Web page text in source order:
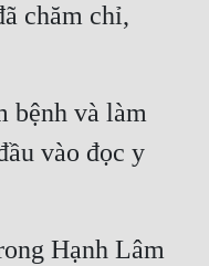
chăm chỉ,
bệnh và làm
vào đọc y
Hạnh Lâm